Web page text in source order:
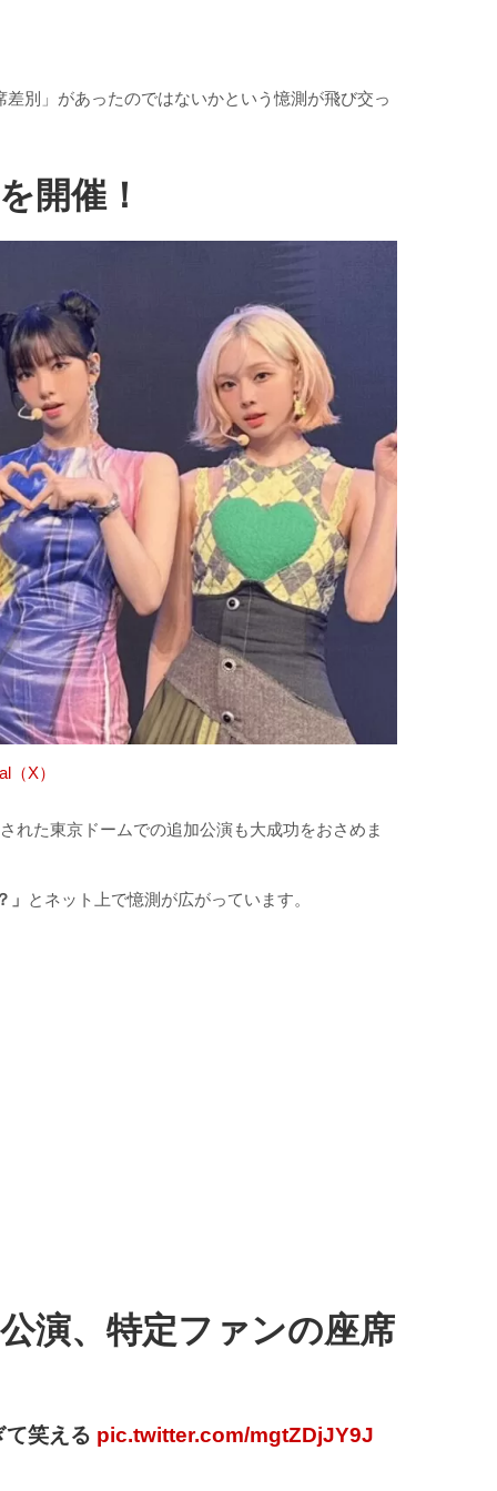
別」があったのではないかという憶測が飛び交っ
開催！
（X）
れた東京ドームでの追加公演も大成功をおさめま
とネット上で憶測が広がっています。
演、特定ファンの座席
笑える pic.twitter.com/mgtZDjJY9J